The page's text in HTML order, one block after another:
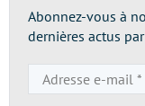
Abonnez-vous à
dernières actus